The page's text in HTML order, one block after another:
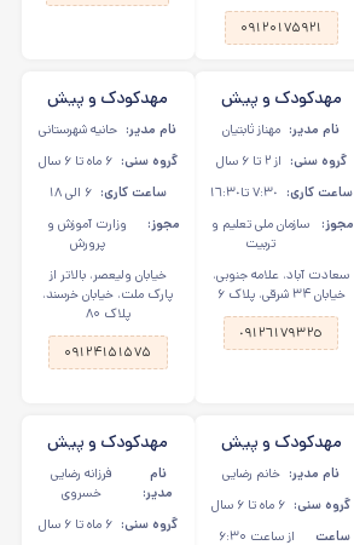
۰۹۱۲۰۱۷۵۹۲۱
مهدکودک و پیش
دبستانی باوان در
سعادت آباد
نام مدیر: مهناز ثابتيان
گروه سنی: از ۲ تا ۶ سال
ساعت کاری: ٧:٣٠ تا١٦:٣٠
مجوز:
سازمان ملی تعلیم و
تربیت
سعادت آباد، علامه جنوبی،
خیابان ۳۴ شرقی، پلاک ۶
٠٩١٢٦١٧٩٣٢٥
مهدکودک و پیش
دبستانی سایه در
نام مدیر: حانیه شهرستانی
گروه سنی: ۶ ماه تا ۶ سال
ساعت کاری: ۶ الی ۱۸
مجوز:
وزارت آموزش و
پرورش
خیابان ولیعصر، بالاتر از
پارک ملت، خیابان خرسند،
پلاک ۸۰
۰۹۱۲۴۱۵۱۵۷۵
مهدکودک و پیش
دبستانی شکوفه یاس
نام مدیر: خانم رضایی
گروه سنی: ۶ ماه تا ۶ سال
ساعت
از ساعت ۶:۳۰
مهدکودک و پیش
دبستانی قصر سپید
در تهرانپارس
نام
مدیر:
فرزانه رضایی
خسروی
گروه سنی: ۶ ماه تا ۶ سال